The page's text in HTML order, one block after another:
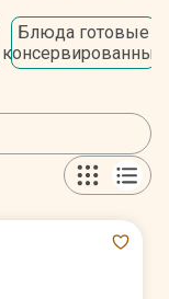
Блюда готовые
консервированные